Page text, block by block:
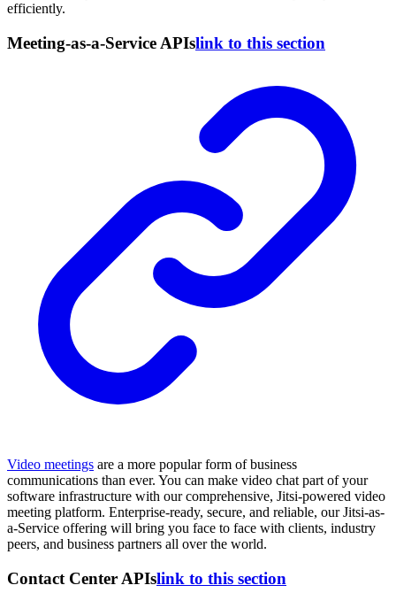
efficiently.
Meeting-as-a-Service APIslink to this section
Video meetings are a more popular form of business
communications than ever. You can make video chat part of your
software infrastructure with our comprehensive, Jitsi-powered video
meeting platform. Enterprise-ready, secure, and reliable, our Jitsi-as-
a-Service offering will bring you face to face with clients, industry
peers, and business partners all over the world.
Contact Center APIslink to this section